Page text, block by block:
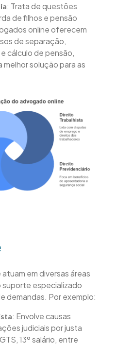
: Trata de questões
de filhos e pensão
online oferecem
de separação,
cálculo de pensão,
solução para as
atuam em diversas áreas
especializado
demandas. Por exemplo:
: Envolve causas
judiciais por justa
13º salário, entre